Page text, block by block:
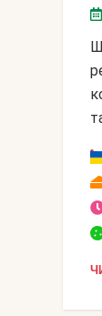
Швидко, просто і красиво! Що ще потрібно для випічки на швидку руку? Пропоную вам простий